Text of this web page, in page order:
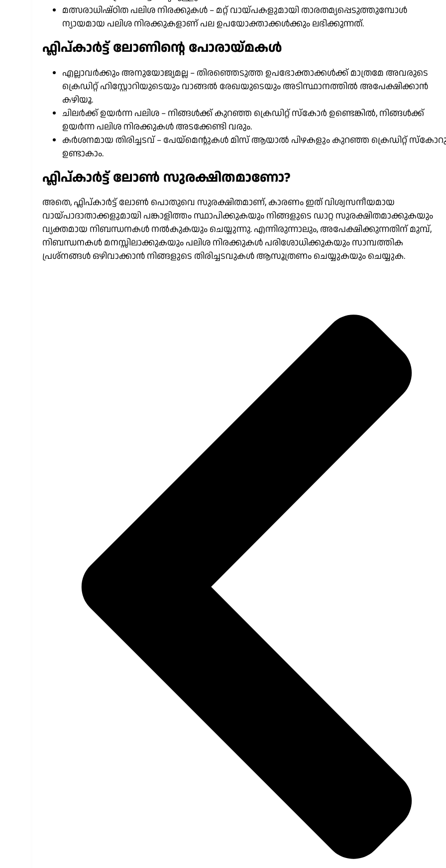
മത്സരാധിഷ്ഠിത പലിശ നിരക്കുകൾ – മറ്റ് വായ്പകളുമായി താരതമ്യപ്പെടുത്തുമ്പോൾ
ന്യായമായ പലിശ നിരക്കുകളാണ് പല ഉപയോക്താക്കൾക്കും ലഭിക്കുന്നത്.
ഫ്ലിപ്കാർട്ട് ലോണിന്റെ പോരായ്മകൾ
എല്ലാവർക്കും അനുയോജ്യമല്ല – തിരഞ്ഞെടുത്ത ഉപഭോക്താക്കൾക്ക് മാത്രമേ അവരുടെ
ക്രെഡിറ്റ് ഹിസ്റ്റോറിയുടെയും വാങ്ങൽ രേഖയുടെയും അടിസ്ഥാനത്തിൽ അപേക്ഷിക്കാൻ
കഴിയൂ.
ചിലർക്ക് ഉയർന്ന പലിശ – നിങ്ങൾക്ക് കുറഞ്ഞ ക്രെഡിറ്റ് സ്കോർ ഉണ്ടെങ്കിൽ, നിങ്ങൾക്ക്
ഉയർന്ന പലിശ നിരക്കുകൾ അടക്കേണ്ടി വരും.
കർശനമായ തിരിച്ചടവ് – പേയ്‌മെന്റുകൾ മിസ് ആയാൽ പിഴകളും കുറഞ്ഞ ക്രെഡിറ്റ്
ഉണ്ടാകാം.
ഫ്ലിപ്കാർട്ട് ലോൺ സുരക്ഷിതമാണോ?
അതെ, ഫ്ലിപ്കാർട്ട് ലോൺ പൊതുവെ സുരക്ഷിതമാണ്, കാരണം ഇത് വിശ്വസനീയമായ
വായ്പാദാതാക്കളുമായി പങ്കാളിത്തം സ്ഥാപിക്കുകയും നിങ്ങളുടെ ഡാറ്റ സുരക്ഷിതമാക്കുകയും
വ്യക്തമായ നിബന്ധനകൾ നൽകുകയും ചെയ്യുന്നു. എന്നിരുന്നാലും, അപേക്ഷിക്കുന്നതിന് മുമ്പ്,
നിബന്ധനകൾ മനസ്സിലാക്കുകയും പലിശ നിരക്കുകൾ പരിശോധിക്കുകയും സാമ്പത്തിക
പ്രശ്നങ്ങൾ ഒഴിവാക്കാൻ നിങ്ങളുടെ തിരിച്ചടവുകൾ ആസൂത്രണം ചെയ്യുകയും ചെയ്യുക.